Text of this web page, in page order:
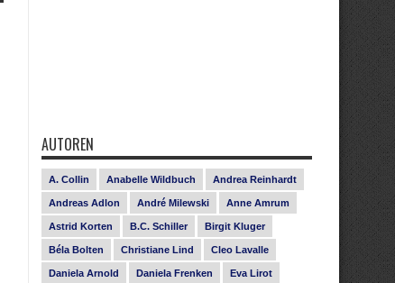
AUTOREN
A. Collin Anabelle Wildbuch Andrea Reinhardt
Andreas Adlon André Milewski Anne Amrum
Astrid Korten B.C. Schiller Birgit Kluger
Béla Bolten Christiane Lind Cleo Lavalle
Daniela Arnold Daniela Frenken Eva Lirot